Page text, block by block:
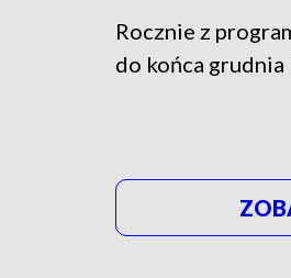
Rocznie z
do końca